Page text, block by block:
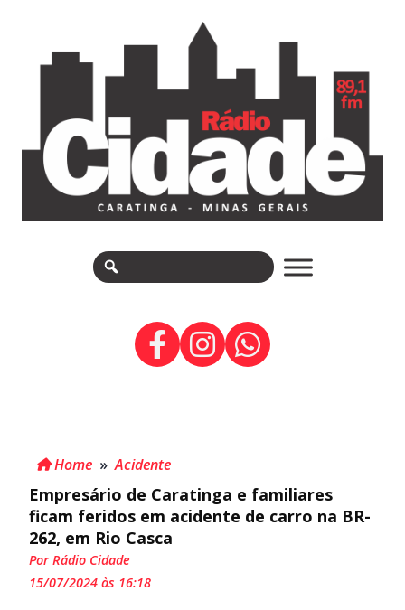
Home »Acidente
Empresário de Caratinga e familiares
ficam feridos em acidente de carro na BR-
262, em Rio Casca
Por Rádio Cidade
15/07/2024 às 16:18